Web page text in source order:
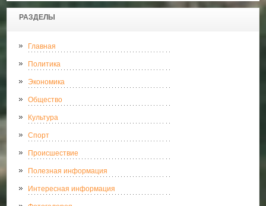
РАЗДЕЛЫ
Главная
Политика
Экономика
Общество
Культура
Спорт
Происшествие
Полезная информация
Интересная информация